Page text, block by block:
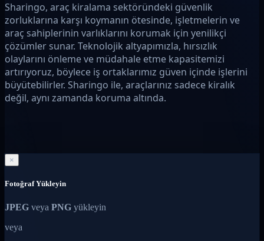
Sharingo, araç kiralama sektöründeki güvenlik
zorluklarına karşı koymanın ötesinde, işletmelerin ve
araç sahiplerinin varlıklarını korumak için yenilikçi
çözümler sunar. Teknolojik altyapımızla, hırsızlık
olaylarını önleme ve müdahale etme kapasitemizi
artırıyoruz, böylece iş ortaklarımız güven içinde işlerini
büyütebilirler. Sharingo ile, araçlarınız sadece kiralık
değil, aynı zamanda koruma altında.
×
Fotoğraf Yükleyin
JPEG veya PNG yükleyin
veya